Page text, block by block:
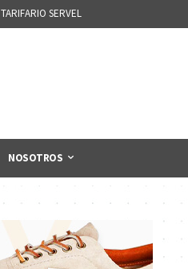
TARIFARIO SERVEL
NOSOTROS